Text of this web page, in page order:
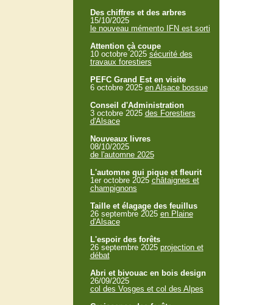
Des chiffres et des arbres
15/10/2025
le nouveau mémento IFN est sorti
Attention çà coupe
10 octobre 2025 sécurité des
travaux forestiers
PEFC Grand Est en visite
6 octobre 2025 en Alsace bossue
Conseil d'Administration
3 octobre 2025 des Forestiers
d'Alsace
Nouveaux livres
08/10/2025
de l'automne 2025
L'automne qui pique et fleurit
1er octobre 2025 châtaignes et
champignons
Taille et élagage des feuillus
26 septembre 2025 en Plaine
d'Alsace
L'espoir des forêts
26 septembre 2025 projection et
débat
Abri et bivouac en bois design
26/09/2025
col des Vosges et col des Alpes